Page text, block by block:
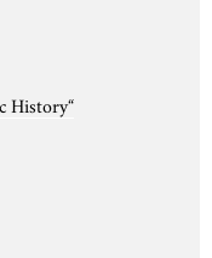
History“